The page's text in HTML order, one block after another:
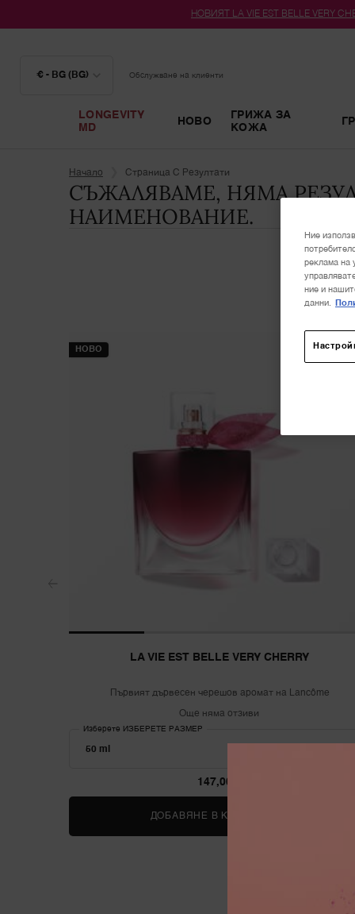
НОВИЯТ LA VIE EST BELLE VERY
€ - BG (BG) Обслужване на клиенти
LONGEVITY
MD
НОВО
ГРИЖА ЗА
КОЖА
Начало
Страница С Резултати
СЪЖАЛЯВАМЕ, НЯМА
НАИМЕНОВАНИЕ.
НОВО
LA VIE EST BELLE VERY CHERRY
Първият дървесен черешов аромат на Lancôme
Още няма отзиви
Изберете ИЗБЕРЕТЕ РАЗМЕР
147,00 €
ДОБАВЯНЕ В КОШНИЦАТА
Ние
реклама на
ние и
данни.